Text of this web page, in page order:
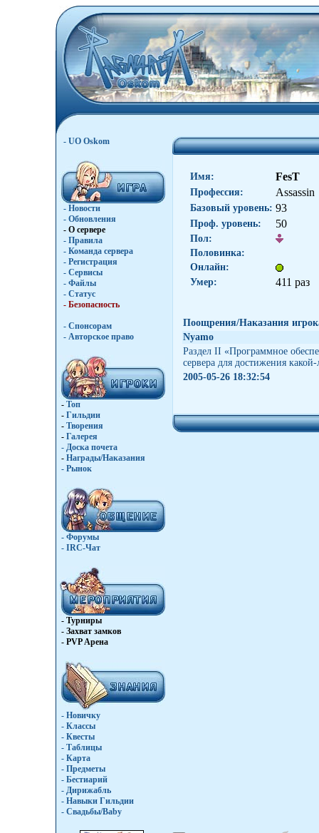
- UO Oskom
- Новости
- Обновления
- О сервере
- Правила
- Команда сервера
- Регистрация
- Сервисы
- Файлы
- Статус
- Безопасность
- Спонсорам
- Авторское право
- Топ
- Гильдии
- Творения
- Галерея
- Доска почета
- Награды/Наказания
- Рынок
- Форумы
- IRC-Чат
- Турниры
- Захват замков
- PVP Арена
- Новичку
- Классы
- Квесты
- Таблицы
- Карта
- Предметы
- Бестиарий
- Дирижабль
- Навыки Гильдии
- Свадьбы/Baby
Имя: FesT
Профессия: Assassin
Базовый уровень: 93
Проф. уровень: 50
Пол:
Половинка:
Онлайн:
Умер:
411 раз
Поощрения/Наказания
Nyamo
Раздел II «Программное
сервера для достижения
2005-05-26 18:32:54